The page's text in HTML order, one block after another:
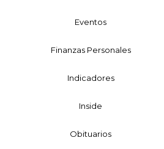
Eventos
Finanzas Personales
Indicadores
Inside
Obituarios